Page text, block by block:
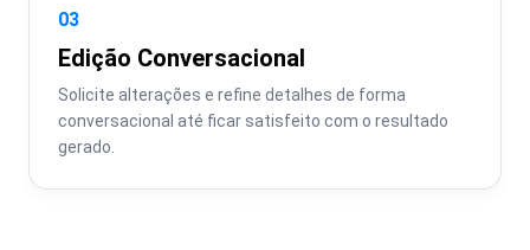
03
Edição Conversacional
Solicite alterações e refine detalhes de forma
conversacional até ficar satisfeito com o resultado
gerado.